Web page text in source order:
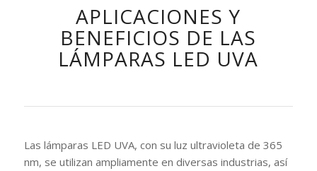
APLICACIONES Y
BENEFICIOS DE LAS
LÁMPARAS LED UVA
Las lámparas LED UVA, con su luz ultravioleta de 365
nm, se utilizan ampliamente en diversas industrias, así